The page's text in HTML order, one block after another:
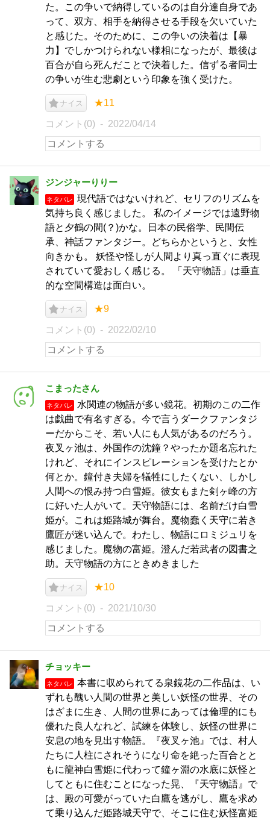
た。この争いで納得しているのは自分達自身であ
って、双方、相手を納得させる手段を欠いていた
と感じた。そのために、この争いの決着は【暴
力】でしかつけられない様相になったが、最後は
百合が自ら死んだことで決着した。信ずる者同士
の争いが生む悲劇という印象を強く受けた。
ナイス ★11
コメント(0) 2022/04/14
ジンジャーりりー
ネタバレ
現代語ではないけれど、セリフのリズムを
気持ち良く感じました。 私のイメージでは遠野物
語と夕鶴の間(？)かな。日本の民俗学、民間伝
承、神話ファンタジー。どちらかというと、女性
向きかも。 妖怪や怪しが人間より真っ直ぐに表現
されていて愛おしく感じる。 「天守物語」は垂直
的な空間構造は面白い。
ナイス ★9
コメント(0) 2022/02/10
こまったさん
ネタバレ
水関連の物語が多い鏡花。初期のこの二作
は戯曲で有名すぎる。今で言うダークファンタジ
ーだからこそ、若い人にも人気があるのだろう。
夜叉ヶ池は、外国作の沈鐘？やったか題名忘れた
けれど、それにインスピレーションを受けたとか
何とか。鐘付き夫婦を犠牲にしたくない、しかし
人間への恨み持つ白雪姫。彼女もまた剣ヶ峰の方
に好いた人がいて。天守物語には、名前だけ白雪
姫が。これは姫路城が舞台。魔物蠢く天守に若き
鷹匠が迷い込んで。わたし、物語にロミジュリを
感じました。魔物の富姫。澄んだ若武者の図書之
助。天守物語の方にときめきました
ナイス ★10
コメント(0) 2021/10/30
チョッキー
ネタバレ
本書に収められてる泉鏡花の二作品は、い
ずれも醜い人間の世界と美しい妖怪の世界、その
はざまに生き、人間の世界にあっては倫理的にも
優れた良人なれど、試練を体験し、妖怪の世界に
安息の地を見出す物語。『夜叉ヶ池』では、村人
たちに人柱にされそうになり命を絶った百合とと
もに龍神白雪姫に代わって鐘ヶ淵の水底に妖怪と
してともに住むことになった晃、『天守物語』で
は、殿の可愛がっていた白鷹を逃がし、鷹を求め
て乗り込んだ姫路城天守で、そこに住む妖怪富姫